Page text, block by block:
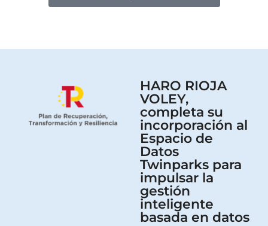
HARO RIOJA
VOLEY,
completa su
incorporación al
Espacio de
Datos
Twinparks para
impulsar la
gestión
inteligente
basada en datos